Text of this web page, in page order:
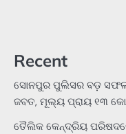
Recent
ସୋନପୁର ପୁଲିସର ବଡ଼
ଜବତ, ମୂଲ୍ୟ ପ୍ରାୟ ୧୩
ତୈଲିକ କେନ୍ଦ୍ରିୟ